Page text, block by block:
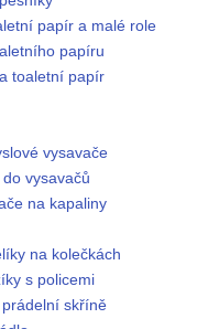
papír a malé role
papíru
toaletní papír
vysavače
do vysavačů
na kapaliny
na kolečkách
s policemi
skříně